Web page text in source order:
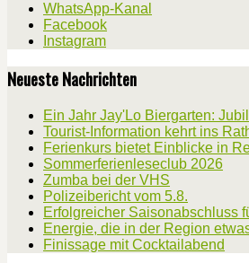
WhatsApp-Kanal
Facebook
Instagram
Neueste Nachrichten
Ein Jahr Jay'Lo Biergarten:
Tourist-Information kehrt ins
Ferienkurs bietet Einblicke in
Sommerferienleseclub 2026
Zumba bei der VHS
Polizeibericht vom 5.8.
Erfolgreicher Saisonabschluss
Energie, die in der Region
Finissage mit Cocktailabend